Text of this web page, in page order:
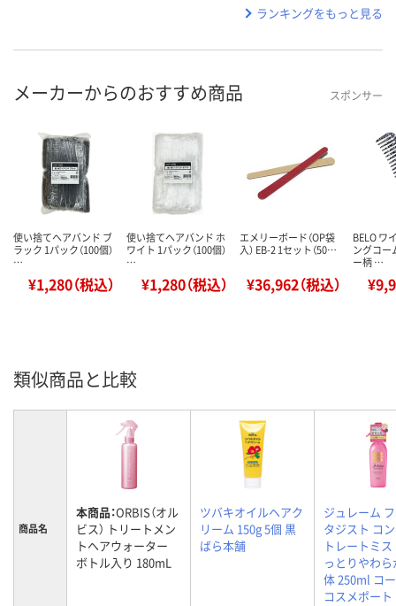
ランキングをもっと見る
メーカーからのおすすめ商品 スポンサー
使い捨てヘアバンド ブ
ラック 1パック（100個）
…
¥1,280（税込）
使い捨てヘアバンド ホ
ワイト 1パック（100個）
…
¥1,280（税込）
エメリーボード（OP袋
入） EB-2 1セット（50…
¥36,962（税込）
BELO ワ
ングコー
ー柄 …
類似商品と比較
商品名
本商品：ORBIS（オル
ビス） トリートメン
トヘアウォーター
ボトル入り 180mL
ツバキオイルヘアク
リーム 150g 5個 黒
ばら本舗
ジュレーム
タジスト コ
トレートミス
っとりやわら
体 250ml コ
コスメポート